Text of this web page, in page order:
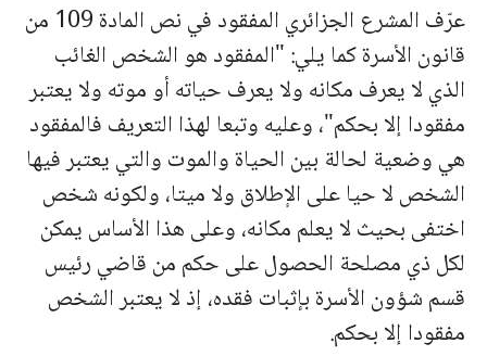
عرّف المشرع الجزائري المفقود في نص المادة 109 من
قانون الأسرة كما يلي: "المفقود هو الشخص الغائب
الذي لا يعرف مكانه ولا يعرف حياته أو موته ولا يعتبر
مفقودا إلا بحكم"، وعليه وتبعا لهذا التعريف فالمفقود
هي وضعية لحالة بين الحياة والموت والتي يعتبر فيها
الشخص لا حيا على الإطلاق ولا ميتا، ولكونه شخص
اختفى بحيث لا يعلم مكانه، وعلى هذا الأساس يمكن
لكل ذي مصلحة الحصول على حكم من قاضي رئيس
قسم شؤون الأسرة بإثبات فقده، إذ لا يعتبر الشخص
مفقودا إلا بحكم.